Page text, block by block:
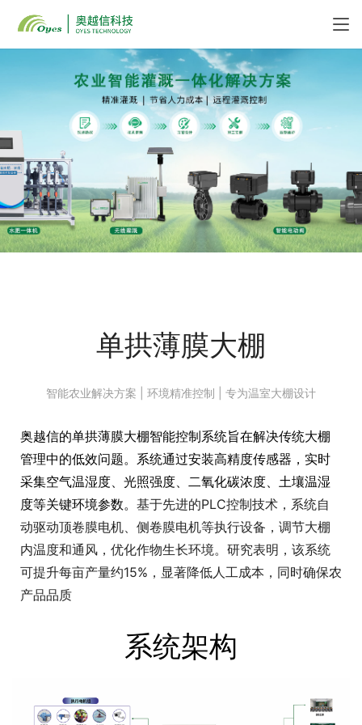
单拱薄膜大棚
智能农业解决方案 | 环境精准控制 | 专为温室大棚设计
奥越信的单拱薄膜大棚智能控制系统旨在解决传统大棚
管理中的低效问题。系统通过安装高精度传感器，实时
采集空气温湿度、光照强度、二氧化碳浓度、土壤温湿
度等关键环境参数。 基于先进的PLC控制技术，系统自
动驱动顶卷膜电机、侧卷膜电机等执行设备，调节大棚
内温度和通风，优化作物生长环境。研究表明，该系统
可提升每亩产量约15%，显著降低人工成本，同时确保农
产品品质
系统架构